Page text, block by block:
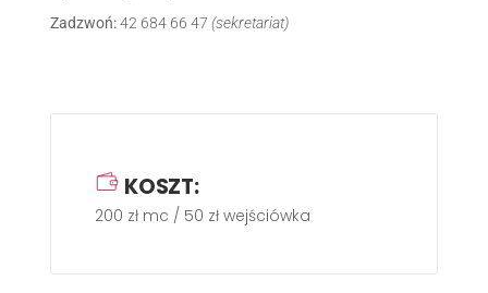
Zadzwoń:42 684 66 47 (sekretariat)
KOSZT:
200 zł mc / 50 zł wejściówka